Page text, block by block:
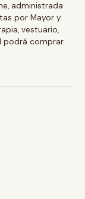
administrada
por Mayor y
vestuario,
podrá comprar